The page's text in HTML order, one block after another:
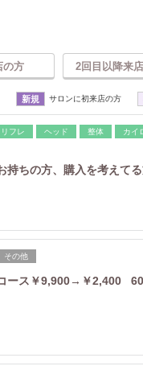
の方 2回目以降来
新規 サロンに初来店の方
フレ ヘッド 整体 カイ
持ちの方、購入を考えて
その他
コース￥9,900→￥2,400